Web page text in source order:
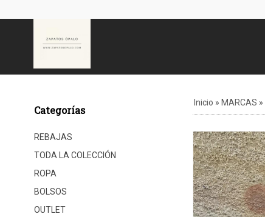
Categorías
REBAJAS
TODA LA COLECCIÓN
ROPA
BOLSOS
OUTLET
Inicio » MARCAS »